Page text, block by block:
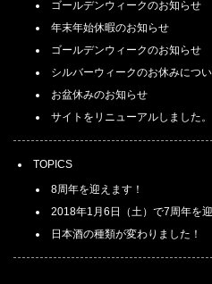
ゴールデンウィークのお知らせ
年末年始休暇のお知らせ
ゴールデンウィークのお知らせ
シルバーウィークのお休みにつ
お盆休みのお知らせ
サイトをリニューアルしました。
TOPICS
8周年を迎えます！
2018年1月6日（土）で7周年を迎
日本酒の種類が変わりました！